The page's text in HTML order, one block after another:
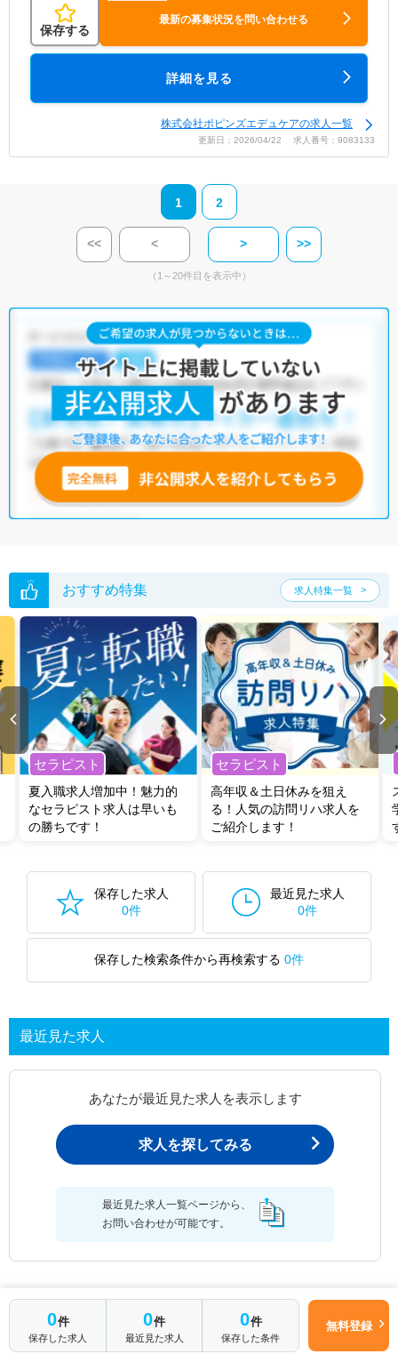
保存する
最新の募集状況を問い合わせる
詳細を見る
株式会社ポピンズエデュケアの求人一覧
更新日：2026/04/22 求人番号：9083133
1 2
<< < > >>
（1～20件目を表示中）
おすすめ特集 求人特集一覧
セラピスト
夏入職求人増加中！魅力的
なセラピスト求人は早いも
の勝ちです！
セラピスト
高年収＆土日休みを狙え
る！人気の訪問リハ求人を
ご紹介します！
保存した求人
0件
最近見た求人
0件
保存した検索条件から再検索する 0件
最近見た求人
あなたが最近見た求人を表示します
求人を探してみる
最近見た求人一覧ページから、
お問い合わせが可能です。
0件
保存した求人
0件
最近見た求人
0件
保存した条件
無料登録